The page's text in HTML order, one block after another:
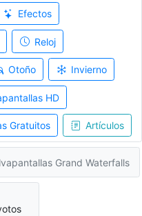
Efectos
Reloj
Otoño Invierno
HD
Gratuitos Artículos
Grand Waterfalls